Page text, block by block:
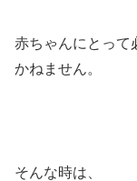
赤ちゃんにとって
かねません。
そんな時は、